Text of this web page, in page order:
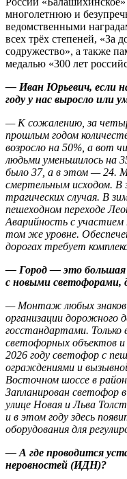
многолетнюю и
ведомственными
всех трёх степеней, «За
содружество», а также
медалью «300 лет
— Иван Юрьевич, если
году у нас выросло или
— К сожалению, за
прошлым годом
возросло на 50%, а вот
людьми уменьшилось на
было 37, а в этом — 24.
смертельным исходом. В
трагических случая. В
пешеходном переходе
Аварийность с
том же уровне.
дорогах требует
— Город — это большая
с новыми
— Монтаж любых знаков
организации
госстандартами. Только
светофорных объектов и
2026 году светофор с
ограждениями и
Восточном шоссе в
Запланирован светофор
улице Новая и Льва
и в этом году здесь
оборудования для
— А где проводится
неровностей (ИДН)?